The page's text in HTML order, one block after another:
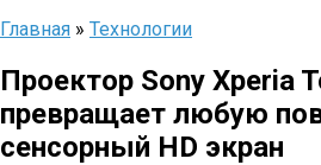
Главная » Технологии
Проектор Sony Xperia
превращает любую
сенсорный HD экран